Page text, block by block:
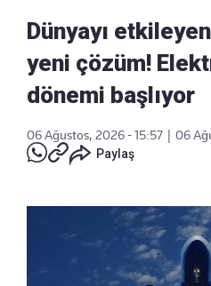
Dünyayı
yeni çözüm!
dönemi başlıyor
06 Ağustos, 2026 - 15:57
06
Paylaş